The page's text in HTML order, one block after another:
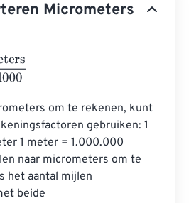
Micrometers
om te rekenen, kunt
gebruiken: 1
1 meter = 1.000.000
naar micrometers om te
het aantal mijlen
beide